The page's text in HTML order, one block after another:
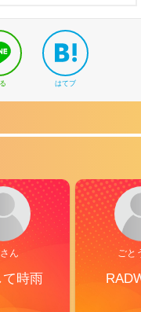
はてブ
ん
時雨
ごと